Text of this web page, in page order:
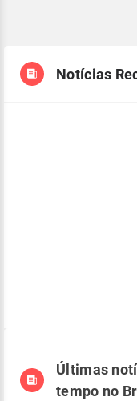
Notícias
Últimas
tempo no